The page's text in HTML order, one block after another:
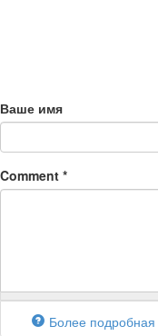
Ваше имя
Comment *
Более